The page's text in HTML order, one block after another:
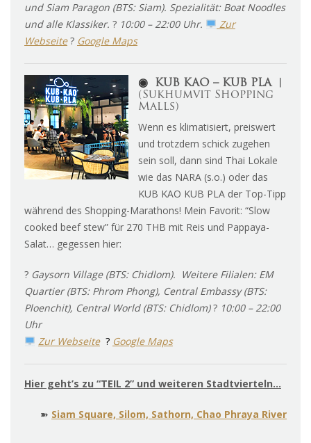
und Siam Paragon (BTS: Siam). Spezialität: Boat Noodles
und alle Klassiker. ? 10:00 – 22:00 Uhr.
Zur
Webseite ? Google Maps
◉
KUB KAO – KUB PLA ︱
(Sukhumvit Shopping
Malls)
Wenn es klimatisiert, preiswert
und trotzdem schick zugehen
sein soll, dann sind Thai Lokale
wie das NARA (s.o.) oder das
KUB KAO KUB PLA der Top-Tipp
während des Shopping-Marathons! Mein Favorit: “Slow
cooked beef stew” für 270 THB mit Reis und Pappaya-
Salat… gegessen hier:
? Gaysorn Village (BTS: Chidlom). Weitere Filialen: EM
Quartier (BTS: Phrom Phong), Central Embassy (BTS:
Ploenchit), Central World (BTS: Chidlom)? 10:00 – 22:00
Uhr
Zur Webseite ? Google Maps
Hier geht’s zu “TEIL 2” und weiteren Stadtvierteln…
➽ Siam Square, Silom, Sathorn, Chao Phraya River